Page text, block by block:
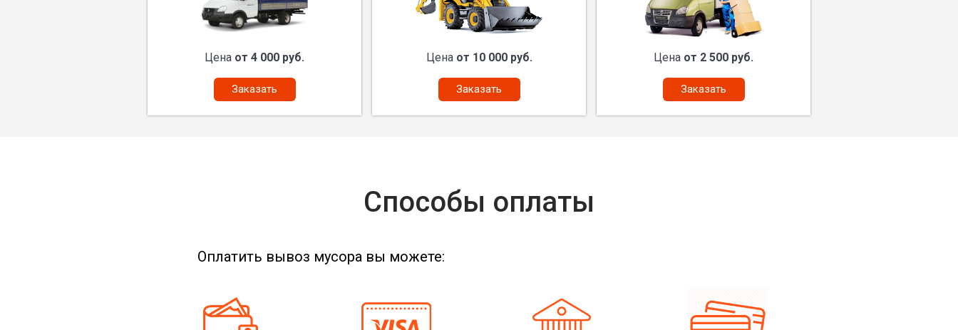
Цена от 4 000 руб.
Заказать
Цена от 10 000 руб.
Заказать
Цена от 2 500 руб.
Заказать
Способы оплаты
Оплатить вывоз мусора вы можете: